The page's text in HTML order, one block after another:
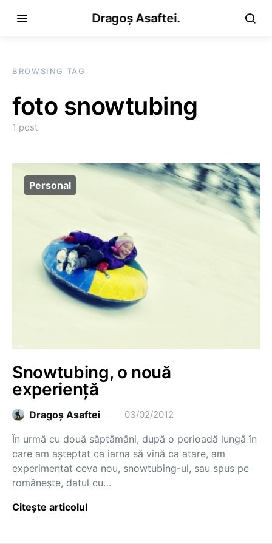
Dragoș Asaftei.
BROWSING TAG
foto snowtubing
1 post
Personal
Snowtubing, o nouă
experiență
Dragoş Asaftei 03/02/2012
În urmă cu două săptămâni, după o perioadă lungă în
care am așteptat ca iarna să vină ca atare, am
experimentat ceva nou, snowtubing-ul, sau spus pe
românește, datul cu…
Citește articolul